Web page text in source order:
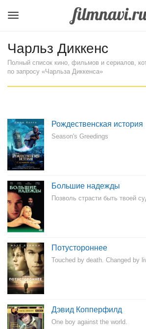
Чарльз Диккенс
Полный список кино, фильмов и сериалов,
по запросу «Чарльза Диккенса»
Рождественская история
Season's Greedings
Большие надежды
Позволь страсти быть твоей
Потустороннее
Touched by death. Changed by
Дэвид Копперфилд
One boy against the world.